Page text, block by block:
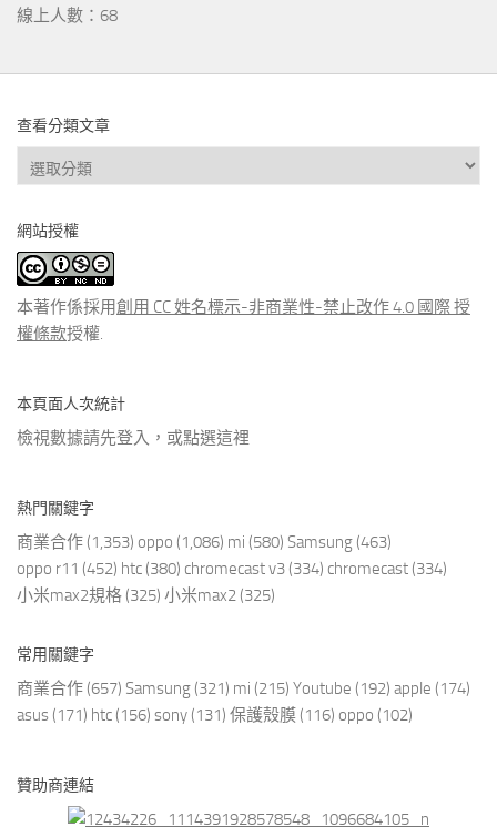
線上人數：68
查看分類文章
查
看
類
文
章
網站授權
本著作係採用創用 CC 姓名標示-非商業性-禁止改作 4.0 國際 授
權條款授權.
本頁面人次統計
檢視數據請先登入，或點選這裡
熱門關鍵字
商業合作 (1,353) oppo (1,086) mi (580) Samsung (463)
oppo r11 (452) htc (380) chromecast v3 (334) chromecast (334)
小米max2規格 (325) 小米max2 (325)
常用關鍵字
商業合作 (657) Samsung (321) mi (215) Youtube (192) apple (174)
asus (171) htc (156) sony (131) 保護殼膜 (116) oppo (102)
贊助商連結